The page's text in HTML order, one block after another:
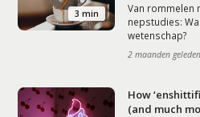
3 min
Van rommelen
nepstudies:
wetenschap?
2 maanden geleden
How
(and much